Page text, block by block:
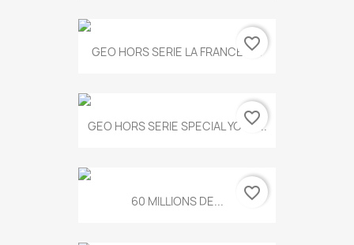
GEO HORS SERIE LA FRANCE A...
favorite_border
GEO HORS SERIE SPECIAL YOGA...
favorite_border
60 MILLIONS DE... favorite_border